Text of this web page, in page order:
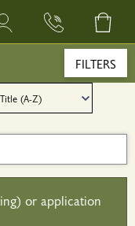
FILTERS
or application